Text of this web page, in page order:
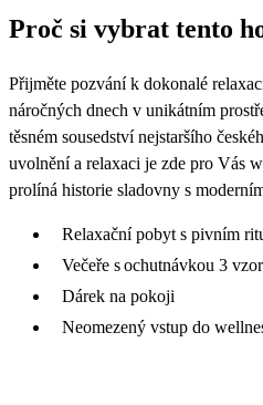
24
12 950
25 26
31
12 950
Proč si vybrat tento
Přijměte pozvání k dokonalé
náročných dnech v unikátním
těsném sousedství nejstaršího
uvolnění a relaxaci je zde pro Vás
prolíná historie sladovny s
Relaxační pobyt s pivním
Večeře s ochutnávkou 3
Dárek na pokoji
Neomezený vstup do